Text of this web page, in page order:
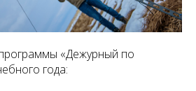
«Дежурный по
года: